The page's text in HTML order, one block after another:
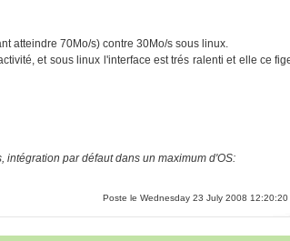
atteindre 70Mo/s) contre 30Mo/s sous linux.
et sous linux l'interface est trés ralenti et elle ce
par défaut dans un maximum d'OS:
Poste le Wednesday 23 July 2008 12:20:20